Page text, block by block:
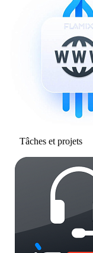
Tâches et projets